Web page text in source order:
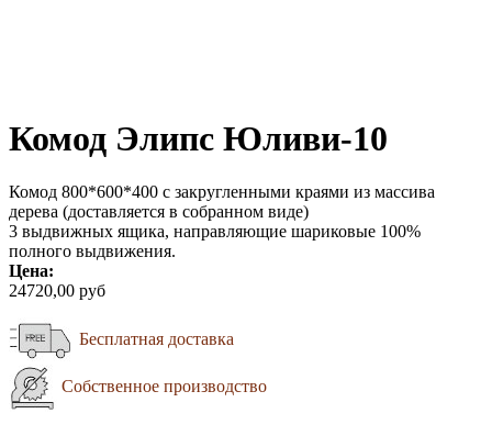
Комод Элипс Юливи-10
Комод 800*600*400 с закругленными краями из массива
дерева (доставляется в собранном виде)
3 выдвижных ящика, направляющие шариковые 100%
полного выдвижения.
Цена:
24720,00 руб
Бесплатная доставка
Собственное производство